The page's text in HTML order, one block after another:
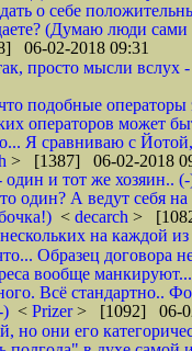
о себе
(Думаю люди сами
06-02-2018 09:31
просто мысли вслух
подобные
операторов может
Я сравниваю с
> [1387] 06-02-2018
и тот же хозяин..
один? А ведут себя
< decarch >
на каждой из
Образец договора
вообще
Всё стандартно..
) < Prizer> [1092] 06-
они его